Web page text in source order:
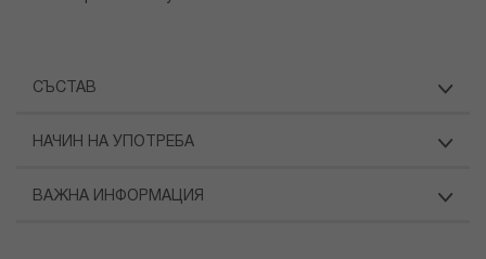
СЪСТАВ
НАЧИН НА УПОТРЕБА
ВАЖНА ИНФОРМАЦИЯ